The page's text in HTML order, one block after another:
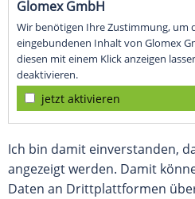
Glomex GmbH
Wir benötigen Ihre Zustimmung, um
eingebundenen Inhalt von Glomex
diesen mit einem Klick anzeigen
deaktivieren.
jetzt aktivieren
Ich bin damit einverstanden,
angezeigt werden. Damit
Daten an Drittplattformen